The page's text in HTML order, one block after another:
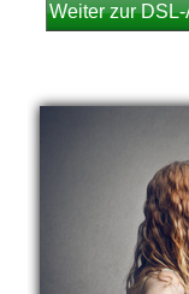
Weiter zur